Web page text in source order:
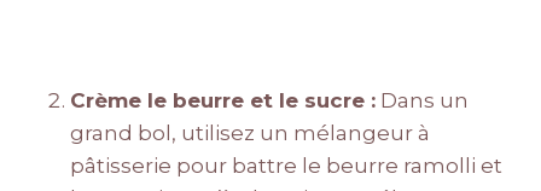
Crème le beurre et le sucre : Dans un
grand bol, utilisez un mélangeur à
pâtisserie pour battre le beurre ramolli et